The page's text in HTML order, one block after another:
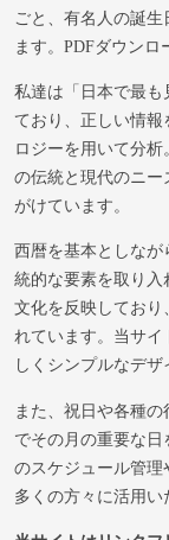
ごと、有名人の誕
ます。PDFダウンロ
私達は「日本で最も
ており、正しい情
ロジーを用いて分
の伝統と現代のニ
がけています。
西暦を基本としな
統的な要素を取り入
文化を反映しており
れています。当サ
しくシンプルなデザ
また、祝日や各種
でその月の重要な
のスケジュール管理
多くの方々に活用い